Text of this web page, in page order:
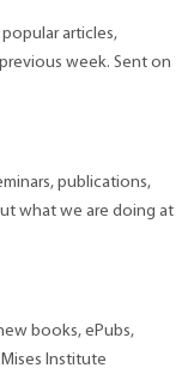
articles,
week. Sent on
publications,
what we are doing at
books, ePubs,
Institute